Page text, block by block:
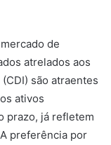
de
atrelados aos
são atraentes
ativos
prazo, já refletem
preferência por